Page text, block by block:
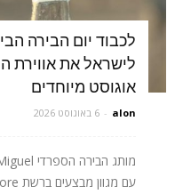
לכבוד יום הבירה
לישראל את אווירת
אוגוסט מיוחדים
alon
- 6 באוגוסט 2026